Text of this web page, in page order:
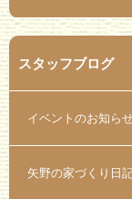
スタッフブログ
イベントのお知ら
矢野の家づくり日